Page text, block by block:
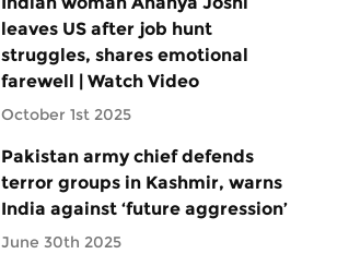
leaves US after job hunt
struggles, shares emotional
farewell | Watch Video
October 1st 2025
Pakistan army chief defends
terror groups in Kashmir, warns
India against ‘future aggression’
June 30th 2025